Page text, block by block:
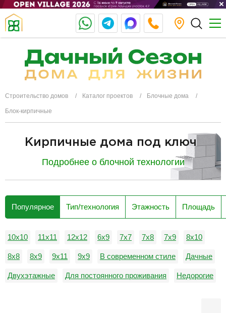
Строительство домов Каталог проектов Блочные дома
Блок-кирпичные
Кирпичные дома под ключ
Подробнее о блочной технологии
Популярное Тип/технология Этажность Площадь
10х10 11х11 12х12 6х9 7х7 7х8 7х9 8х10
8х8 8х9 9х11 9х9 В современном стиле Дачные
Двухэтажные Для постоянного проживания Недорогие